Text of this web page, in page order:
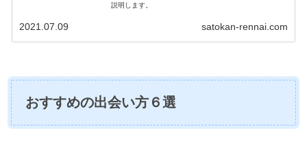
説明します。
satokan-rennai.com
2021.07.09
おすすめの出会い方６選